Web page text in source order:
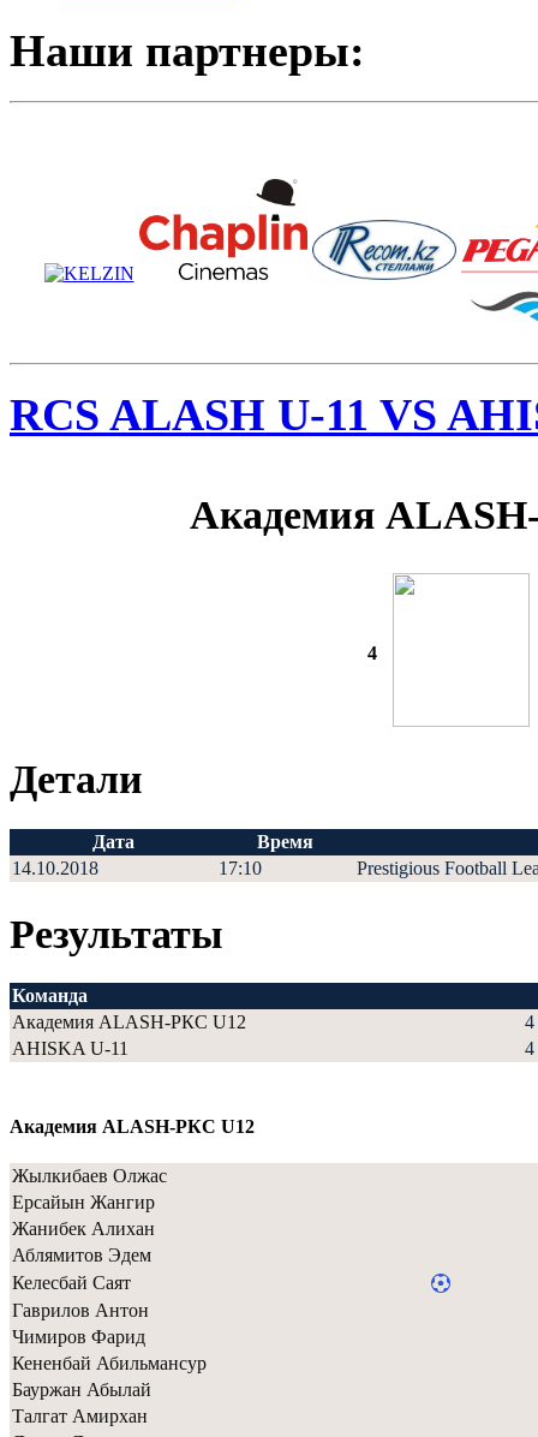
Наши партнеры:
RCS ALASH U-11 VS
Академия
4
Детали
Дата
Время
14.10.2018
17:10 Prestigious Football
Результаты
Команда
Академия ALASH-РКС U12
4
AHISKA U-11
4
Академия ALASH-РКС U12
Жылкибаев Олжас
Ерсайын Жангир
Жанибек Алихан
Аблямитов Эдем
Келесбай Саят
Гаврилов Антон
Чимиров Фарид
Кененбай Абильмансур
Бауржан Абылай
Талгат Амирхан